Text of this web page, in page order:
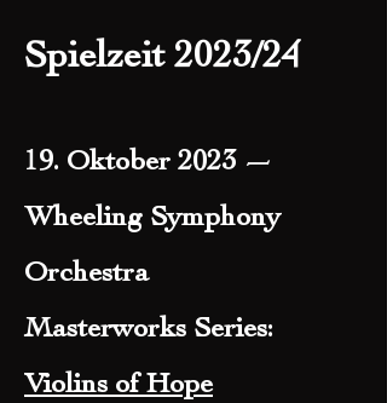
Spielzeit 2023/24
19. Oktober 2023 —
Wheeling Symphony
Orchestra
Masterworks Series:
Violins of Hope